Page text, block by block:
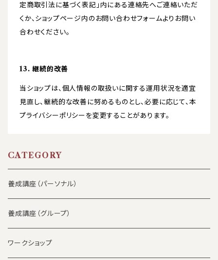
定商取引法に基づく表記」内にある連絡先へご連絡いただ
くか、ショップページ内のお問い合わせフォームよりお問い
合わせください。
13. 継続的改善
当ショップは、個人情報の取扱いに関する運用状況を適宜
見直し、継続的な改善に努めるものとし、必要に応じて、本
プライバシーポリシーを変更することがあります。
CATEGORY
養成講座（パーソナル）
養成講座（グループ）
ワークショップ